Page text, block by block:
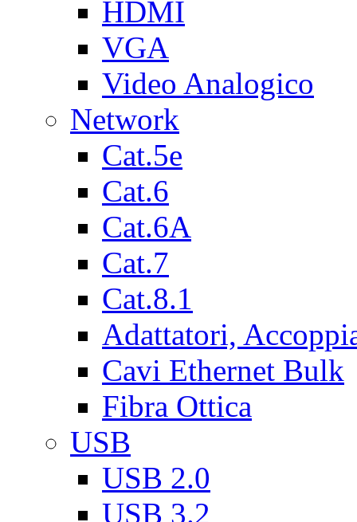
HDMI
VGA
Video Analogico
Network
Cat.5e
Cat.6
Cat.6A
Cat.7
Cat.8.1
Adattatori,
Cavi Ethernet Bulk
Fibra Ottica
USB
USB 2.0
USB 3.2